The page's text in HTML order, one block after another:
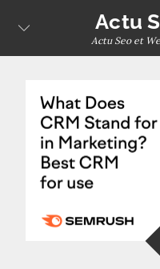
content
Actu
Actu Seo et